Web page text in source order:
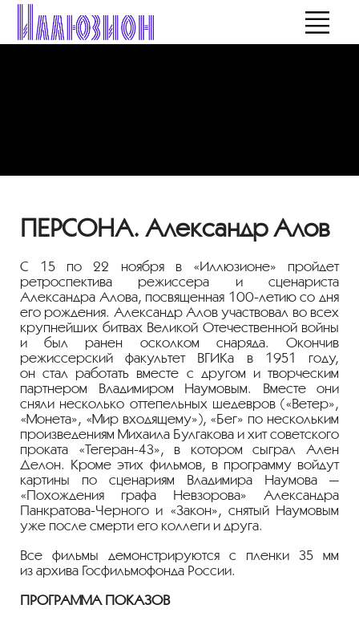
ПЕРСОНА. Александр Алов
С 15 по 22 ноября в «Иллюзионе» пройдет
ретроспектива режиссера и сценариста
Александра Алова, посвященная 100-летиюсо дня
его рождения. Александр Алов участвовал во всех
крупнейших битвах Великой Отечественной войны
и был ранен осколком снаряда. Окончив
режиссерский факультет ВГИКа в 1951 году,
он стал работать вместе с другом и творческим
партнером Владимиром Наумовым. Вместе они
сняли несколько оттепельных шедевров («Ветер»,
«Монета», «Мир входящему»), «Бег» по нескольким
произведениям Михаила Булгакова и хит советского
проката «Тегеран-43», в котором сыграл Ален
Делон. Кроме этих фильмов, в программу войдут
картины по сценариям Владимира Наумова —
«Похождения графа Невзорова» Александра
Панкратова-Черного и «Закон», снятый Наумовым
уже после смерти его коллеги и друга.
Все фильмы демонстрируются с пленки 35 мм
из архива Госфильмофонда России.
ПРОГРАММА ПОКАЗОВ